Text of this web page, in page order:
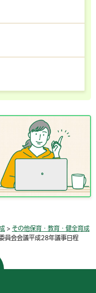
> その他保育・教育・健全育成
員会会議平成28年議事日程